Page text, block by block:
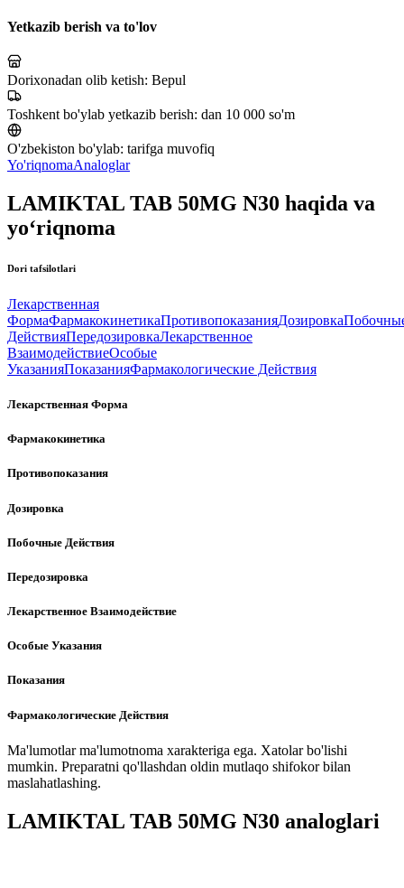
Yetkazib berish va to'lov
Dorixonadan olib ketish: Bepul
Toshkent bo'ylab yetkazib berish: dan 10 000 so'm
O'zbekiston bo'ylab: tarifga muvofiq
Yo'riqnomaAnaloglar
LAMIKTAL TAB 50MG N30 haqida va
yo‘riqnoma
Dori tafsilotlari
Лекарственная
ФормаФармакокинетикаПротивопоказанияДозировка
ДействияПередозировкаЛекарственное
ВзаимодействиеОсобые
УказанияПоказанияФармакологические Действия
Лекарственная Форма
Фармакокинетика
Противопоказания
Дозировка
Побочные Действия
Передозировка
Лекарственное Взаимодействие
Особые Указания
Показания
Фармакологические Действия
Ma'lumotlar ma'lumotnoma xarakteriga ega. Xatolar bo'lishi
mumkin. Preparatni qo'llashdan oldin mutlaqo shifokor bilan
maslahatlashing.
LAMIKTAL TAB 50MG N30 analoglari